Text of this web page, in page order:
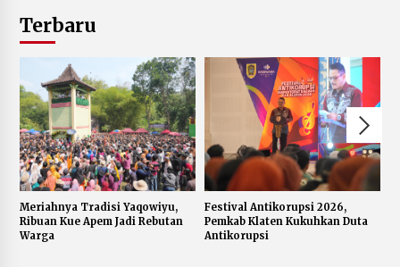
Terbaru
Meriahnya Tradisi Yaqowiyu,
Ribuan Kue Apem Jadi Rebutan
Warga
Festival Antikorupsi 2026,
Pemkab Klaten Kukuhkan Duta
Antikorupsi